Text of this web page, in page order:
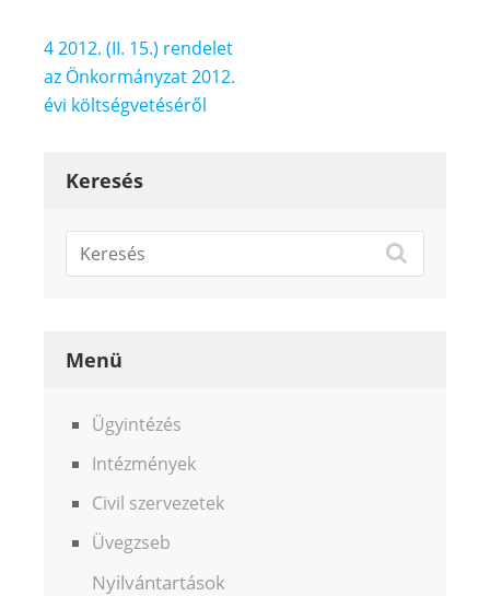
Bejegyzés
navigáció
4 2012. (II. 15.) rendelet
az Önkormányzat 2012.
évi költségvetéséről
Keresés
Menü
Ügyintézés
Intézmények
Civil szervezetek
Üvegzseb
Nyilvántartások